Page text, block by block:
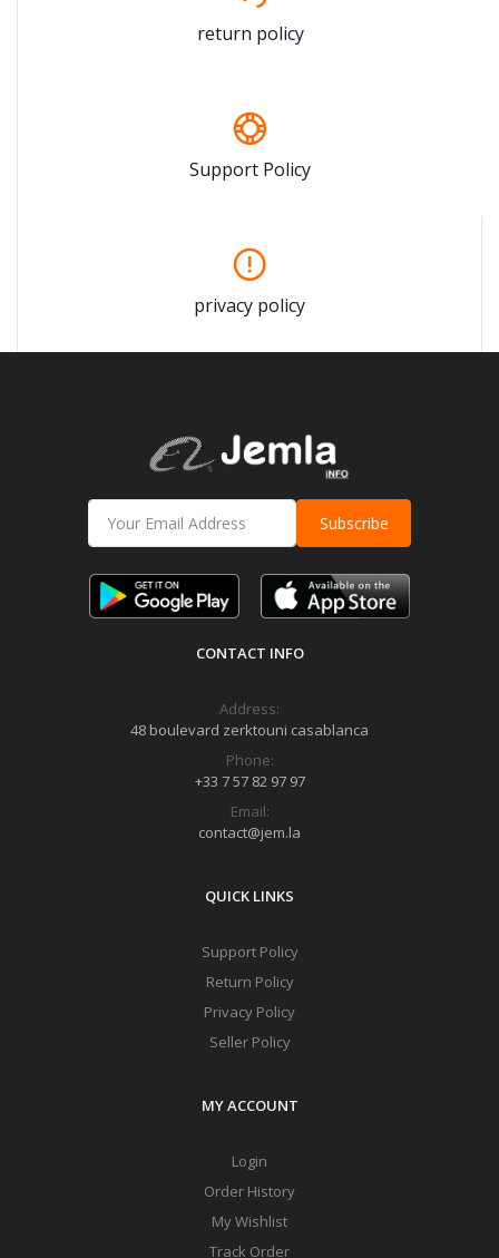
return policy
Support Policy
privacy policy
Subscribe
CONTACT INFO
Address:
48 boulevard zerktouni casablanca
Phone:
+33 7 57 82 97 97
Email:
contact@jem.la
QUICK LINKS
Support Policy
Return Policy
Privacy Policy
Seller Policy
MY ACCOUNT
Login
Order History
My Wishlist
Track Order